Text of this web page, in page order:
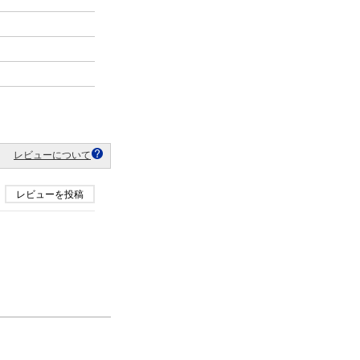
レビューについて
レビューを投稿